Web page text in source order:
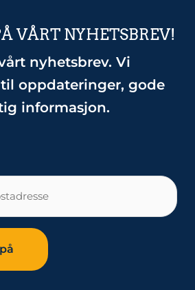
VÅRT NYHETSBREV!
nyhetsbrev. Vi
oppdateringer, gode
informasjon.